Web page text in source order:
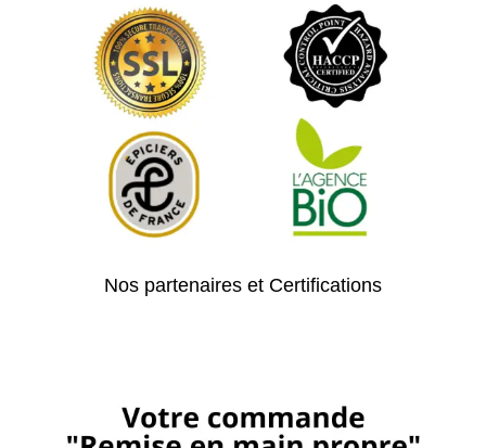
Nos partenaires et Certifications